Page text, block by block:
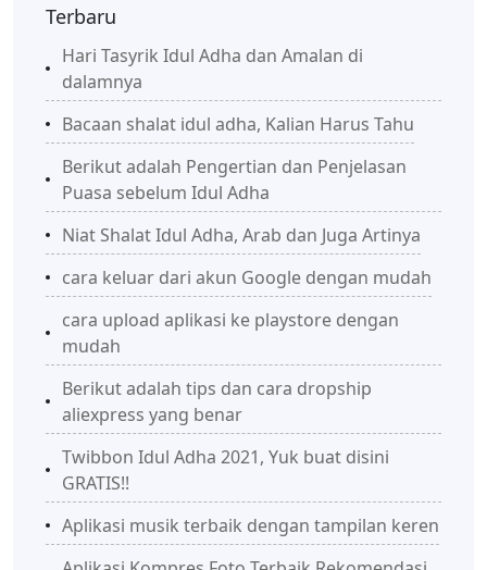
Terbaru
Hari Tasyrik Idul Adha dan Amalan di
dalamnya
Bacaan shalat idul adha, Kalian Harus Tahu
Berikut adalah Pengertian dan Penjelasan
Puasa sebelum Idul Adha
Niat Shalat Idul Adha, Arab dan Juga Artinya
cara keluar dari akun Google dengan mudah
cara upload aplikasi ke playstore dengan
mudah
Berikut adalah tips dan cara dropship
aliexpress yang benar
Twibbon Idul Adha 2021, Yuk buat disini
GRATIS!!
Aplikasi musik terbaik dengan tampilan keren